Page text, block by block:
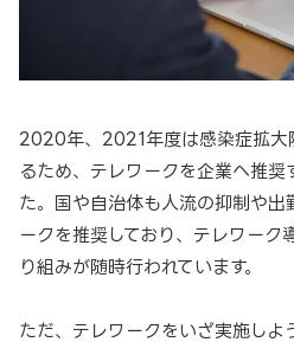
2020年、2021年度は感染症拡大
るため、テレワークを企業へ推奨
た。国や自治体も人流の抑制や出
ークを推奨しており、テレワーク
り組みが随時行われています。
ただ、テレワークをいざ実施しよ